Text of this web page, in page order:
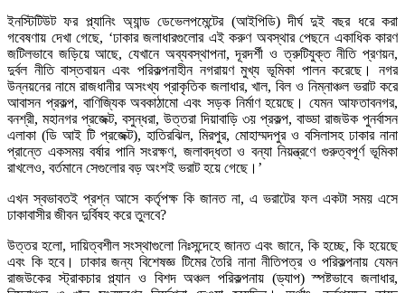
ইনস্টিটিউট ফর প্ল্যানিং অ্যান্ড ডেভেলপমেন্টের (আইপিডি) দীর্ঘ দুই বছর ধরে করা
গবেষণায় দেখা গেছে, ‘ঢাকার জলাধারগুলোর এই করুণ অবস্থার পেছনে একাধিক কারণ
জটিলভাবে জড়িয়ে আছে, যেখানে অব্যবস্থাপনা, দূরদর্শী ও ত্রুটিযুক্ত নীতি প্রণয়ন,
দুর্বল নীতি বাস্তবায়ন এবং পরিকল্পনাহীন নগরায়ণ মুখ্য ভূমিকা পালন করেছে। নগর
উন্নয়নের নামে রাজধানীর অসংখ্য প্রাকৃতিক জলাধার, খাল, বিল ও নিম্নাঞ্চল ভরাট করে
আবাসন প্রকল্প, বাণিজ্যিক অবকাঠামো এবং সড়ক নির্মাণ হয়েছে। যেমন আফতাবনগর,
বনশ্রী, মহানগর প্রজেক্ট, বসুন্ধরা, উত্তরা দিয়াবাড়ি ৩য় প্রকল্প, বাড্ডা রাজউক পুনর্বাসন
এলাকা (ডি আই টি প্রজেক্ট), হাতিরঝিল, মিরপুর, মোহাম্মদপুর ও বসিলাসহ ঢাকার নানা
প্রান্তে একসময় বর্ষার পানি সংরক্ষণ, জলাবদ্ধতা ও বন্যা নিয়ন্ত্রণে গুরুত্বপূর্ণ ভূমিকা
রাখলেও, বর্তমানে সেগুলোর বড় অংশই ভরাট হয়ে গেছে।’
এখন স্বভাবতই প্রশ্ন আসে কর্তৃপক্ষ কি জানত না, এ ভরাটের ফল একটা সময় এসে
ঢাকাবাসীর জীবন দুর্বিষহ করে তুলবে?
উত্তর হলো, দায়িত্বশীল সংস্থাগুলো নিঃসন্দেহে জানত এবং জানে, কি হচ্ছে, কি হয়েছে
এবং কি হবে। ঢাকার জন্য বিশেষজ্ঞ টিমের তৈরি নানা নীতিপত্র ও পরিকল্পনায় যেমন
রাজউকের স্ট্রাকচার প্ল্যান ও বিশদ অঞ্চল পরিকল্পনায় (ড্যাপ) স্পষ্টভাবে জলাধার,